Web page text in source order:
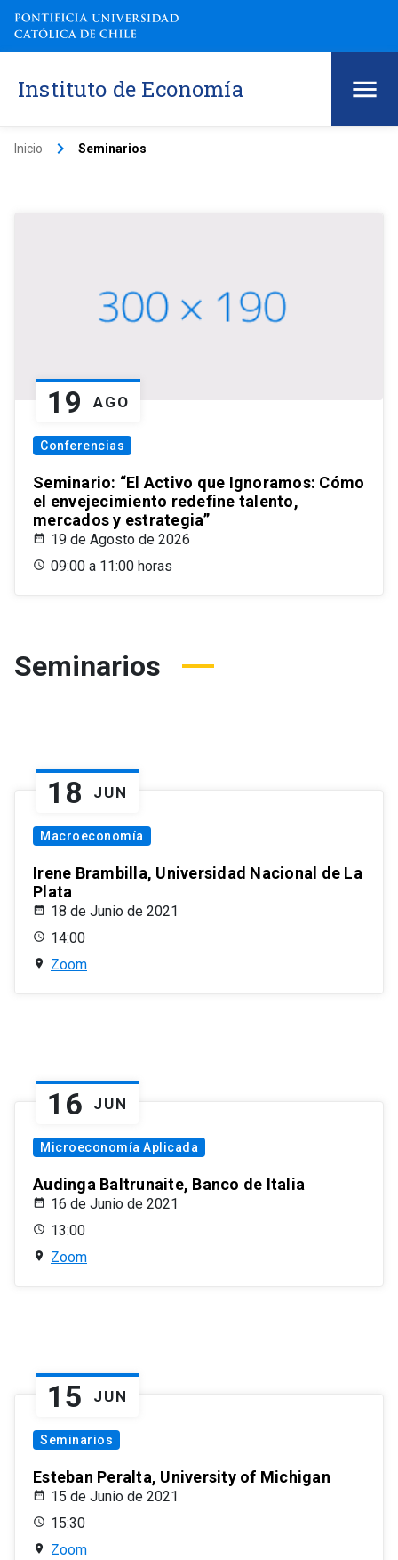
Instituto de Economía
Inicio keyboard_arrow_right Seminarios
19 AGO
Conferencias
Seminario: “El Activo que Ignoramos: Cómo
el envejecimiento redefine talento,
mercados y estrategia”
19 de Agosto de 2026
09:00 a 11:00 horas
Seminarios
18 JUN
Macroeconomía
Irene Brambilla, Universidad Nacional de La
Plata
18 de Junio de 2021
14:00
Zoom
16 JUN
Microeconomía Aplicada
Audinga Baltrunaite, Banco de Italia
16 de Junio de 2021
13:00
Zoom
15 JUN
Seminarios
Esteban Peralta, University of Michigan
15 de Junio de 2021
15:30
Zoom